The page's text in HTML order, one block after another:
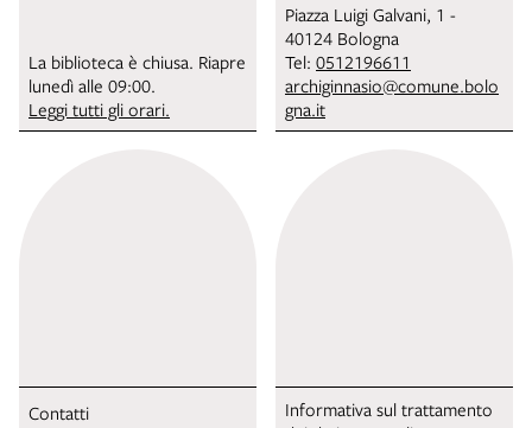
La biblioteca è chiusa. Riapre
lunedì alle 09:00.
Leggi tutti gli orari.
Piazza Luigi Galvani, 1 -
40124 Bologna
Tel: 0512196611
archiginnasio@comune.bolo
gna.it
Contatti
Informativa sul trattamento